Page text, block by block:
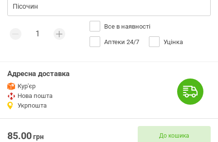
Все в наявності
Аптеки 24/7 Уцінка
Адресна доставка
Кур'єр
Нова пошта
Укрпошта
85.00грн До кошика